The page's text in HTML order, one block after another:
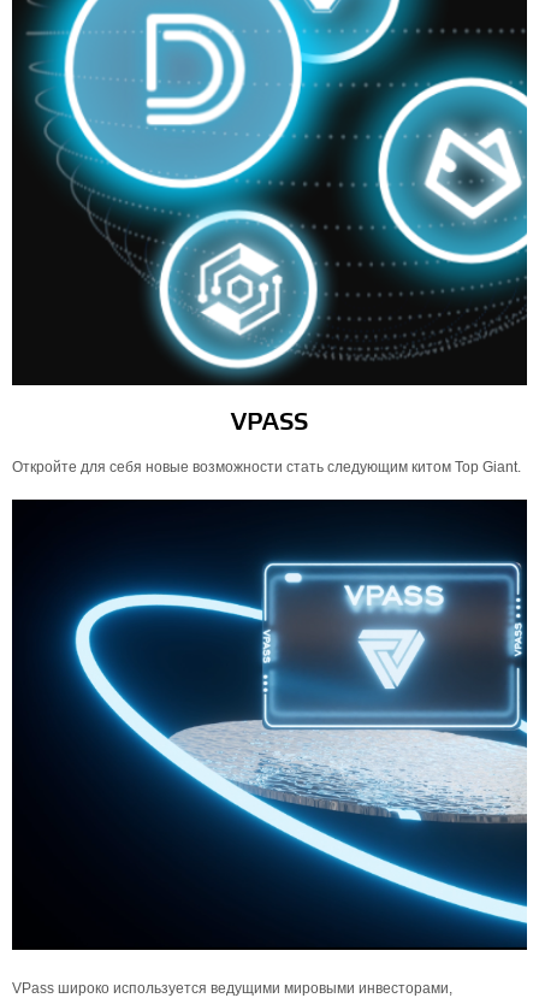
VPASS
Откройте для себя новые возможности стать следующим китом Top Giant.
VPass широко используется ведущими мировыми инвесторами,